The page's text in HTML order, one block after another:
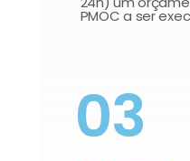
PMOC a ser
03